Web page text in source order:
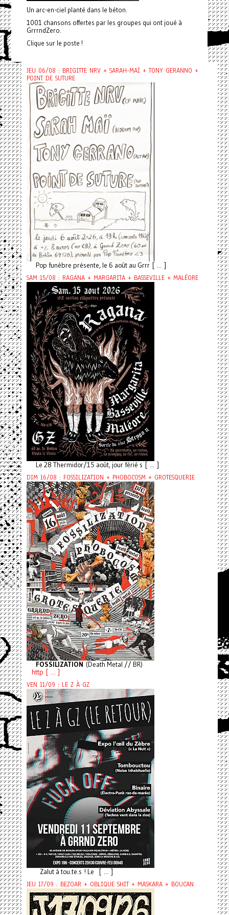
Un arc-en-ciel planté dans le béton.
1001 chansons offertes par les groupes qui ont joué à
GrrrndZero.
Clique sur le poste !
JEU 06/08 : BRIGITTE NRV + SARAH-MAÏ + TONY GERANNO +
POINT DE SUTURE
Pop funèbre présente, le 6 août au Grrr [ ... ]
SAM 15/08 : RAGANA + MARGARITA + BASSEVILLE + MALÉORE
Le 28 Thermidor/15 août, jour férié s [ ... ]
DIM 16/08 : FOSSILIZATION + PHOBOCOSM + GROTESQUERIE
FOSSILIZATION (Death Metal // BR)
http [ ... ]
VEN 11/09 : LE Z À GZ
Zalut à tou.te.s ! Le [ ... ]
JEU 17/09 : BEZOAR + OBLIQUE SHIT + MASKARA + BOUCAN